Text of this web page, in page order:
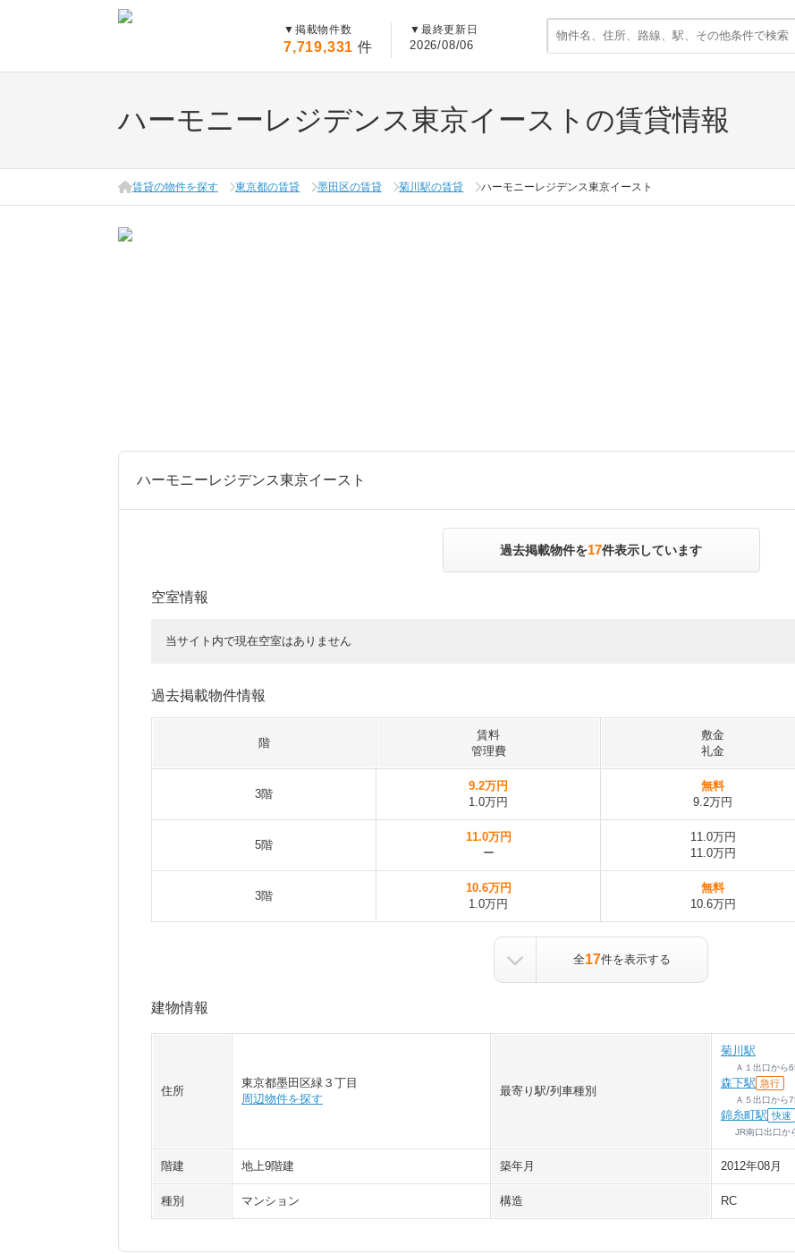
▼ 掲載物件数
7,719,331 件
▼ 最終更新日
2026/08/06
ハーモニーレジデンス東京イーストの賃貸情報
賃貸の物件を探す 東京都の賃貸 墨田区の賃貸 菊川駅の賃貸 ハーモニーレジデンス東京イースト
ハーモニーレジデンス東京イースト
過去掲載物件を17件表示しています
空室情報
当サイト内で現在空室はありません
過去掲載物件情報
階
賃料
管理費
敷金
礼金
3階
9.2万円
1.0万円
無料
9.2万円
5階
11.0万円
ー
11.0万円
11.0万円
3階
10.6万円
1.0万円
無料
10.6万円
全17件を表示する
建物情報
住所
東京都墨田区緑３丁目
周辺物件を探す
最寄り駅/列車種別
菊川駅
Ａ１出口から
森下駅 急行
Ａ５出口から
錦糸町駅 快速
JR南口出口か
階建 地上9階建 築年月 2012年08月
種別 マンション 構造 RC